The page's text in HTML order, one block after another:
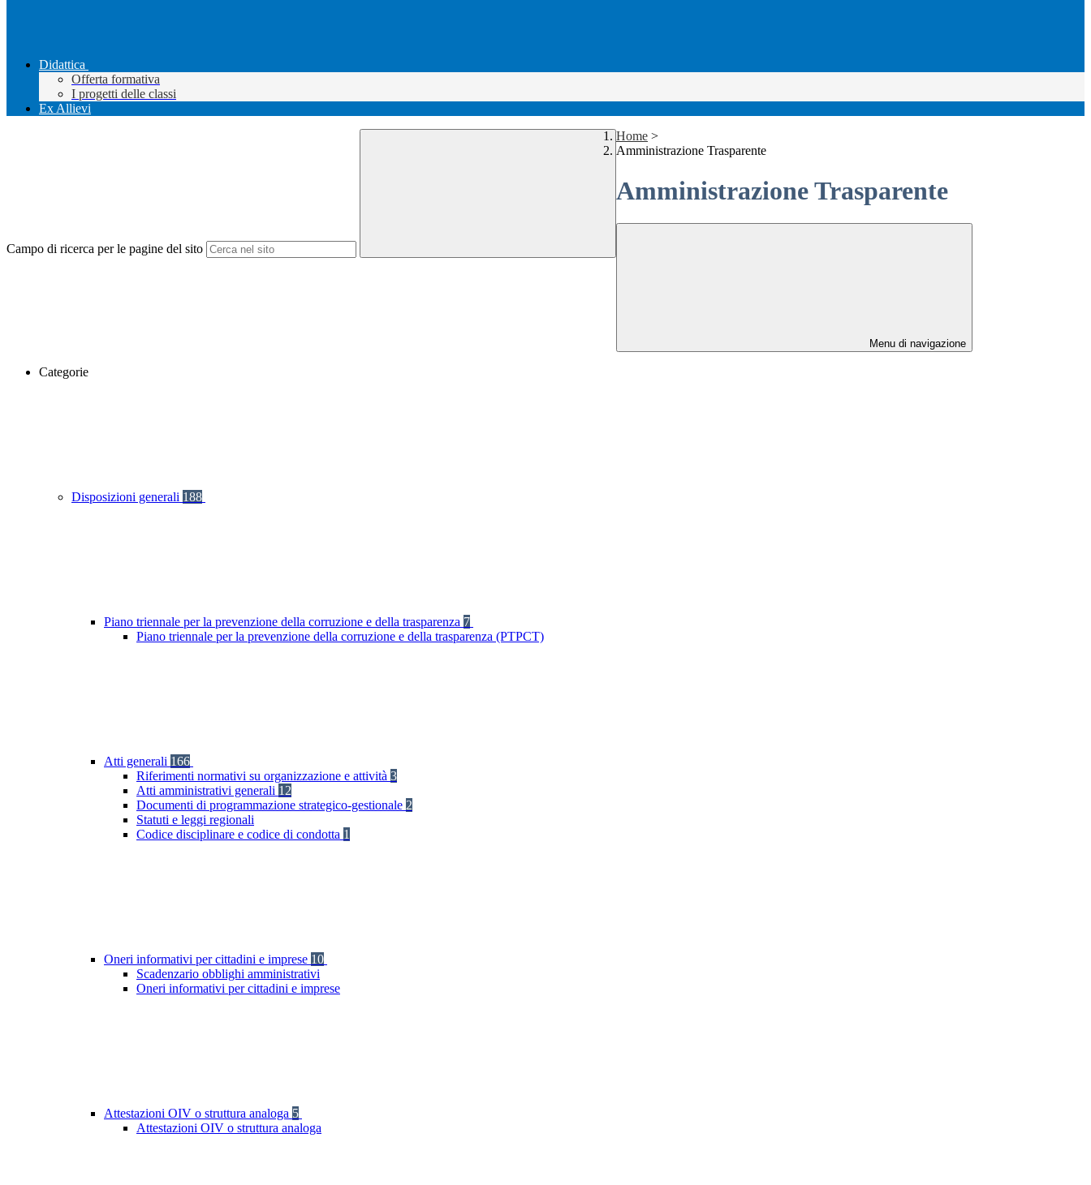
Didattica
Offerta formativa
I progetti delle classi
Ex Allievi
Campo di ricerca per le pagine del sito
Home >
Amministrazione Trasparente
Amministrazione Trasparente
Menu di navigazione
Categorie
Disposizioni generali 188
Piano triennale per la prevenzione della corruzione e della trasparenza 7
Piano triennale per la prevenzione della corruzione e della trasparenza (PTPCT)
Atti generali 166
Riferimenti normativi su organizzazione e attività 3
Atti amministrativi generali 12
Documenti di programmazione strategico-gestionale 2
Statuti e leggi regionali
Codice disciplinare e codice di condotta 1
Oneri informativi per cittadini e imprese 10
Scadenzario obblighi amministrativi
Oneri informativi per cittadini e imprese
Attestazioni OIV o struttura analoga 5
Attestazioni OIV o struttura analoga